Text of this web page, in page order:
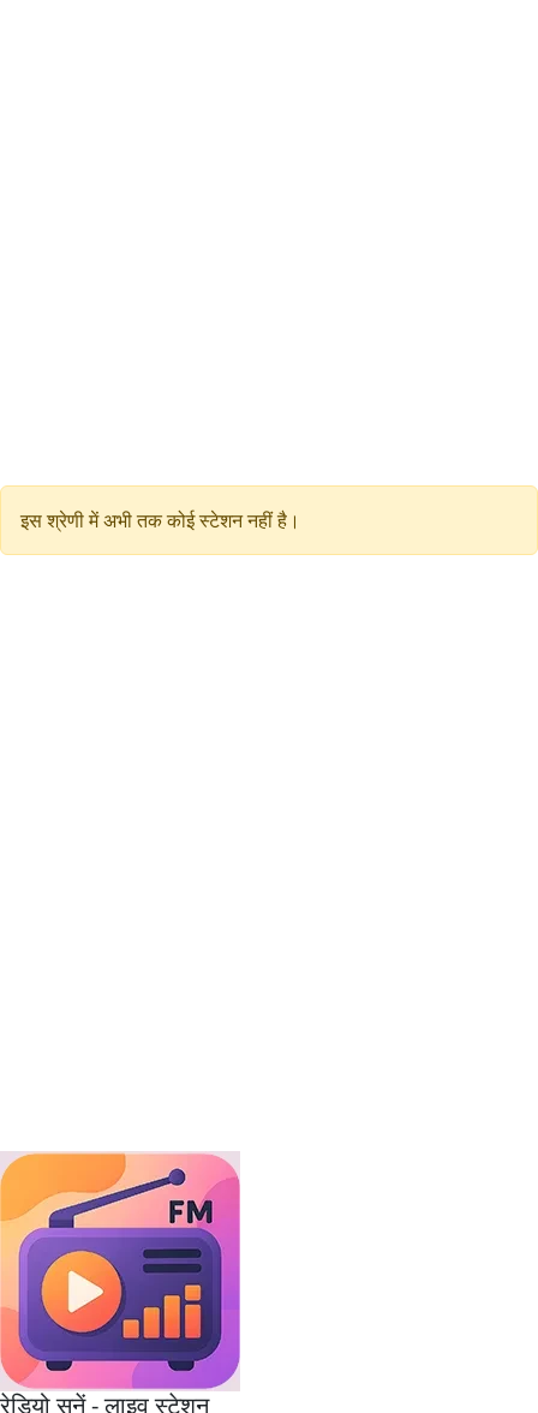
इस श्रेणी में अभी तक कोई स्टेशन नहीं है।
रेडियो सुनें - लाइव स्टेशन